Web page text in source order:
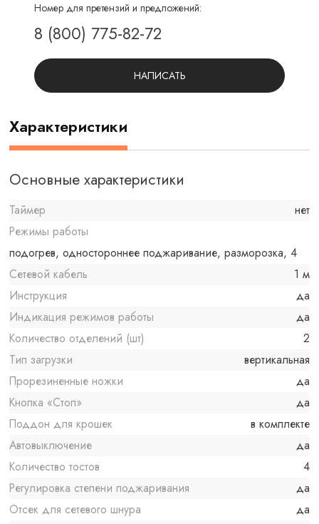
Номер для претензий и предложений:
8 (800) 775-82-72
НАПИСАТЬ
Характеристики
Основные характеристики
Таймер
нет
Режимы работы
подогрев, одностороннее поджаривание, разморозка, 4
Сетевой кабель
1 м
Инструкция
да
Индикация режимов работы
да
Количество отделений (шт)
2
Тип загрузки
вертикальная
Прорезиненные ножки
да
Кнопка «Стоп»
да
Поддон для крошек
в комплекте
Автовыключение
да
Количество тостов
4
Регулировка степени поджаривания
да
Отсек для сетевого шнура
да